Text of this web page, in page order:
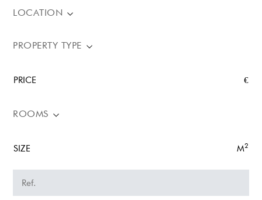
LOCATION
PROPERTY TYPE
PRICE €
ROOMS
SIZE M2